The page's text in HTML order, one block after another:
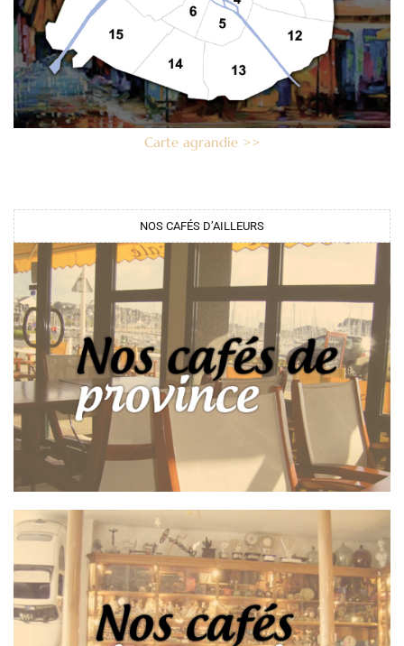
Carte agrandie >>
NOS CAFÉS D’AILLEURS